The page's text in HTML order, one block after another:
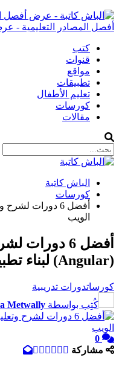
أفصل المصادر التعليمية -
كتب
قنوات
مواقع
تطبيقات
تعليم الأطفال
كورسات
مقالات
الباش كاتبة
كورسات
الويب
أفضل 6 دورات
(Angular) لبناء تطبيقات الويب
كورساتدورات تدريبية
كُتِب بواسطة Metwally
0
مشاركة